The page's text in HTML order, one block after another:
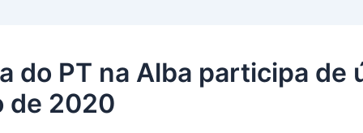
do PT na Alba participa de
de 2020